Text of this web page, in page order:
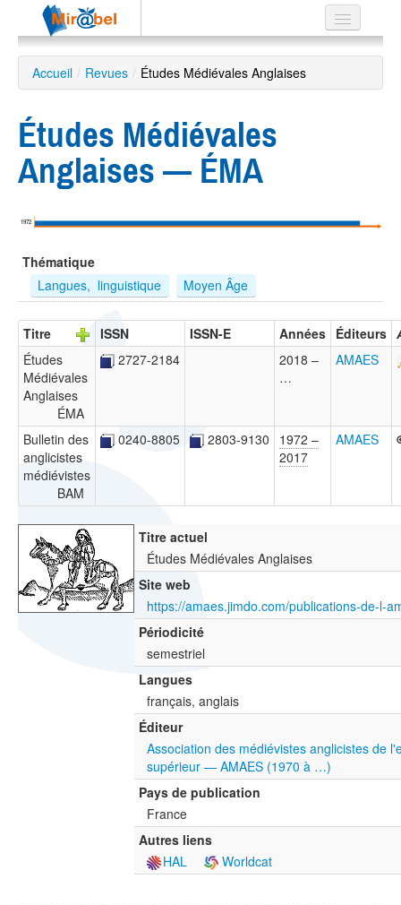
Le réseau
Soutien
Listes
Recherche
EN
ES
?
Accueil / Revues / Études Médiévales Anglaises
Études Médiévales
Anglaises — ÉMA
1972
Thématique
Langues,  linguistique
Moyen Âge
Titre ISSN ISSN-E Années Éditeurs
Études
Médiévales
Anglaises
ÉMA
2727-2184
2018 –
…
AMAES
Bulletin des
anglicistes
médiévistes
BAM
0240-8805 2803-9130
1972 –
2017
AMAES
Titre actuel
Études Médiévales Anglaises
Site web
Périodicité
semestriel
Langues
français, anglais
Éditeur
Association des médiévistes anglicistes de
supérieur — AMAES (1970 à …)
Pays de publication
France
Autres liens
HAL
Worldcat